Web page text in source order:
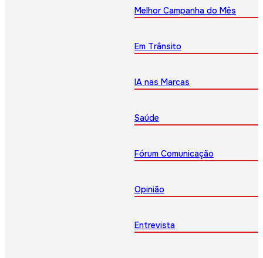
Melhor Campanha do Mês
Em Trânsito
IA nas Marcas
Saúde
Fórum Comunicação
Opinião
Entrevista